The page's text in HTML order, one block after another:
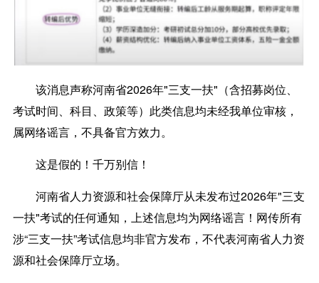
该消息声称河南省2026年"三支一扶"（含招募岗位、
考试时间、科目、政策等）此类信息均未经我单位审核，
属网络谣言，不具备官方效力。
这是假的！千万别信！
河南省人力资源和社会保障厅从未发布过2026年"三支
一扶"考试的任何通知，上述信息均为网络谣言！网传所有
涉“三支一扶”考试信息均非官方发布，不代表河南省人力资
源和社会保障厅立场。